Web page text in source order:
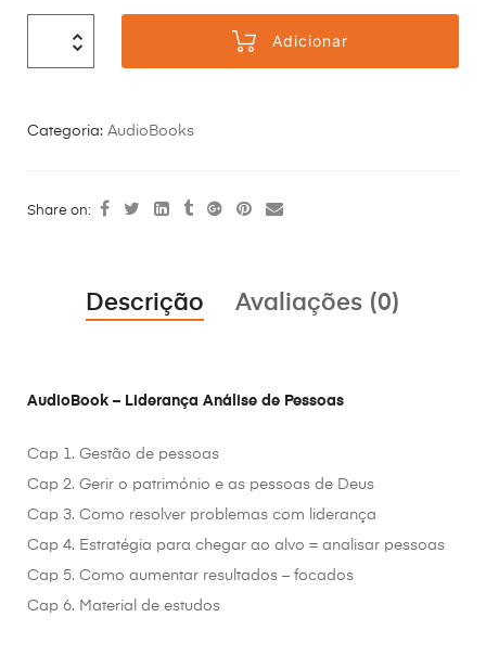
Adicionar
Categoria: AudioBooks
Share on:
Descrição Avaliações (0)
AudioBook – Liderança Análise de Pessoas
Cap 1. Gestão de pessoas
Cap 2. Gerir o património e as pessoas de Deus
Cap 3. Como resolver problemas com liderança
Cap 4. Estratégia para chegar ao alvo = analisar pessoas
Cap 5. Como aumentar resultados – focados
Cap 6. Material de estudos